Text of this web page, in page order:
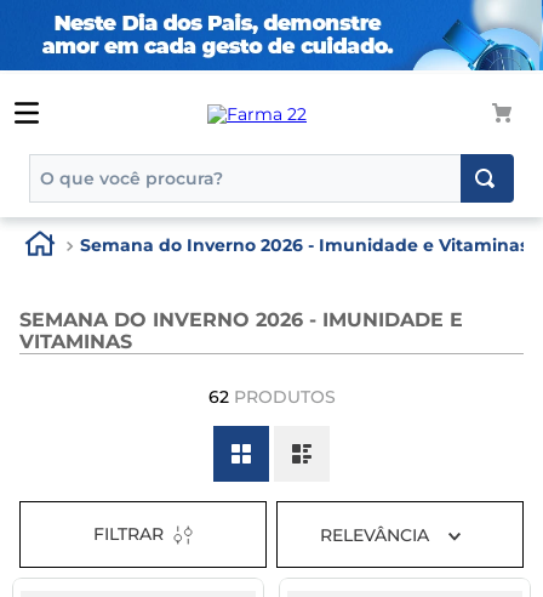
TERMOS MAIS BUSCADOS
2º
rosuvastatina 20mg
3º
generico
8º
tadalafila 5mg
Semana do Inverno 2026 - Imunidade e Vitaminas
SEMANA DO INVERNO 2026 - IMUNIDADE E
VITAMINAS
62 PRODUTOS
FILTRAR RELEVÂNCIA